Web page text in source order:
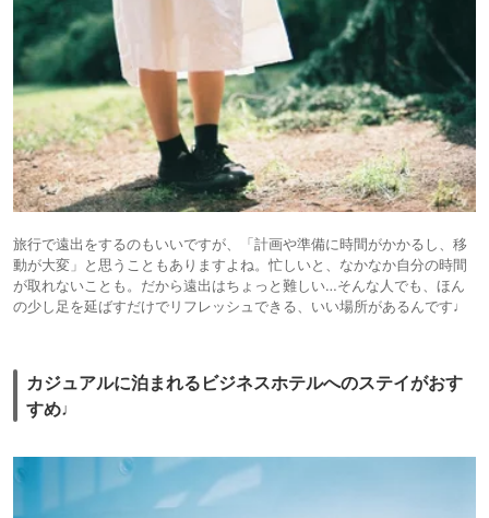
旅行で遠出をするのもいいですが、「計画や準備に時間がかかるし、移
動が大変」と思うこともありますよね。忙しいと、なかなか自分の時間
が取れないことも。だから遠出はちょっと難しい…そんな人でも、ほん
の少し足を延ばすだけでリフレッシュできる、いい場所があるんです♩
カジュアルに泊まれるビジネスホテルへのステイがおす
すめ♩